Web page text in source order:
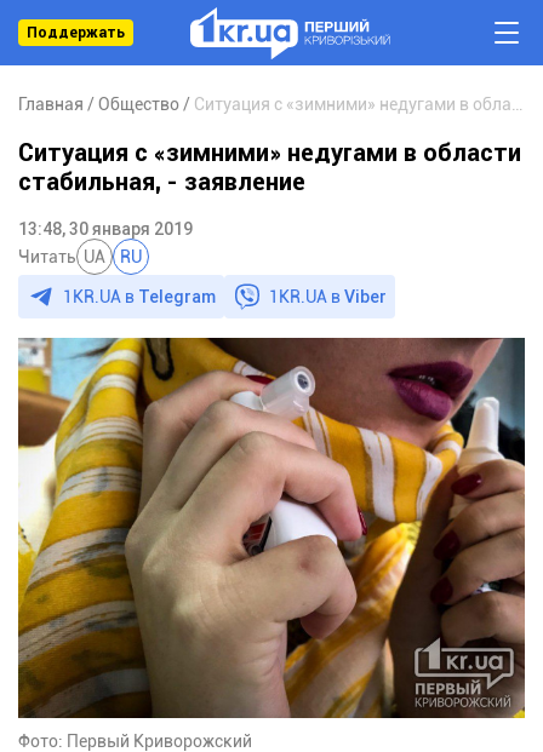
Поддержать
Главная Общество
Ситуация с «зимними» недугами в области
стабильная, - заявление
13:48, 30 января 2019
Читать UA RU
1KR.UA в Telegram 1KR.UA вViber
Фото: Первый Криворожский